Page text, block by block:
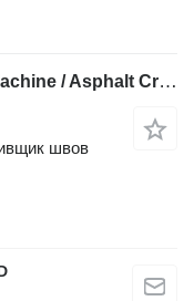
TICAB Manufacturer Crack Seal Machine / Asphalt Crack Fill Machine
швов